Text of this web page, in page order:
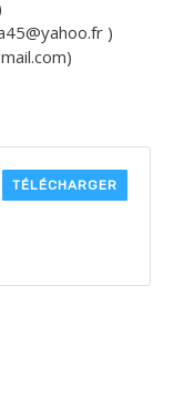
)
TÉLÉCHARGER